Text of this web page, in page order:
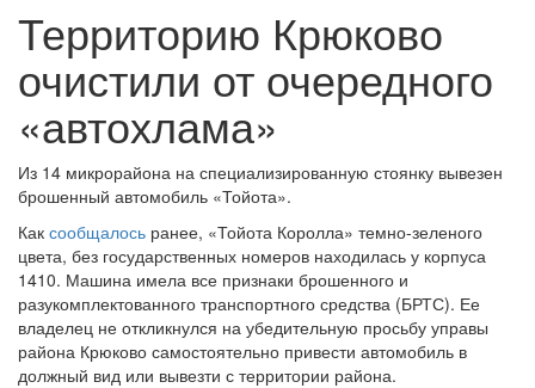
Территорию Крюково
очистили от очередного
«автохлама»
Из 14 микрорайона на специализированную стоянку вывезен
брошенный автомобиль «Тойота».
Как сообщалось ранее, «Тойота Королла» темно-зеленого
цвета, без государственных номеров находилась у корпуса
1410. Машина имела все признаки брошенного и
разукомплектованного транспортного средства (БРТС). Ее
владелец не откликнулся на убедительную просьбу управы
района Крюково самостоятельно привести автомобиль в
должный вид или вывезти с территории района.